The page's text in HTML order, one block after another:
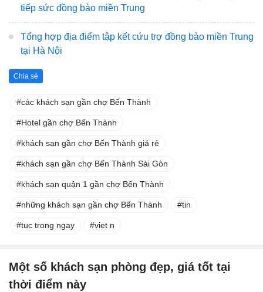
tiếp sức đồng bào miền Trung
Tổng hợp địa điểm tập kết cứu trợ đồng bào miền Trung
tại Hà Nội
Chia sẻ
các khách sạn gần chợ Bến Thành
Hotel gần chợ Bến Thành
khách sạn gần chợ Bến Thành giá rẻ
khách sạn gần chợ Bến Thành Sài Gòn
khách sạn quận 1 gần chợ Bến Thành
những khách sạn gần chợ Bến Thành tin
tuc trong ngay viet n
Một số khách sạn phòng đẹp, giá tốt tại
thời điểm này